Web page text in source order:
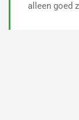
alleen goed